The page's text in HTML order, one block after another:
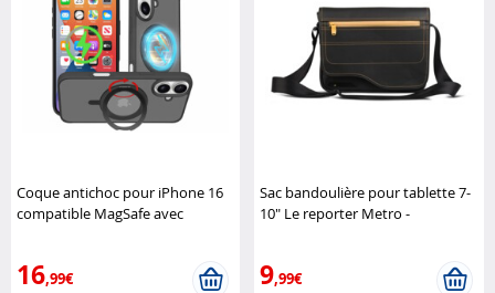
Coque antichoc pour iPhone 16
compatible MagSafe avec
16,99€
Sac bandoulière pour tablette 7-
10" Le reporter Metro -
9,99€